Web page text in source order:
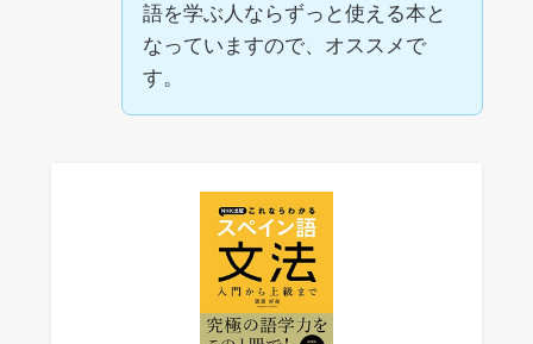
語を学ぶ人ならずっと使える本と
なっていますので、オススメで
す。